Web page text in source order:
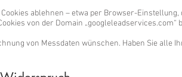
ablehnen – etwa per Browser-Einstellung,
von der Domain „googleleadservices.com“
von Messdaten wünschen. Haben Sie alle